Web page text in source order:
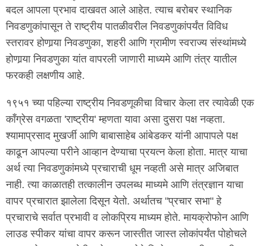
बदल आपला प्रभाव दाखवत आले आहेत. त्याच बरोबर स्थानिक
निवडणुकांपासून ते राष्ट्रीय पातळीवरील निवडणुकांपर्यंत विविध
स्तरावर होणार्‍या निवडणुका, शहरी आणि ग्रामीण स्वराज्य संस्थांमध्ये
होणार्‍या निवडणुका यांत वापरली जाणारी माध्यमे आणि तंत्र यातील
फरकही लक्षणीय आहे.
१९५१ च्या पहिल्या राष्ट्रीय निवडणूकीचा विचार केला तर त्यावेळी एक
काँग्रेस वगळता 'राष्ट्रीय' म्हणता यावा असा दुसरा पक्ष नव्हता.
श्यामाप्रसाद मुखर्जी आणि बाबासाहेब आंबेडकर यांनी आपापले पक्ष
काढून आपल्या परीने आव्हान देण्याचा प्रयत्न केला होता. मात्र याचा
अर्थ त्या निवडणुकांमध्ये प्रचाराची धूम नव्हती असे मात्र अजिबात
नाही. त्या काळातही तत्कालीन उपलब्ध माध्यमे आणि तंत्रज्ञान याचा
वापर प्रचारात झालेला दिसून येतो. अर्थातच "प्रचार सभा" हे
प्रचाराचे सर्वात प्रभावी व लोकप्रिय माध्यम होते. मायक्रोफोन आणि
लाउड स्पीकर यांचा वापर करून जास्तीत जास्त लोकांपर्यंत पोहोचले